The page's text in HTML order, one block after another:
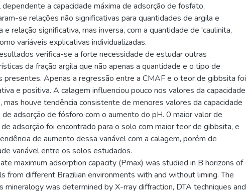
dependente a capacidade máxima de adsorção de fosfato,
se relações não significativas para quantidades de argila e
e relação significativa, mas inversa, com a quantidade de 'caulinita,
variáveis explicativas individualizadas.
verifica-se a forte necessidade de estudar outras
da fração argila que não apenas a quantidade e o tipo de
presentes. Apenas a regressão entre a CMAF e o teor de gibbsita foi
e positiva. A calagem influenciou pouco nos valores da capacidade
mas houve tendência consistente de menores valores da capacidade
de adsorção de fósforo com o aumento do pH. 0 maior valor de
adsorção foi encontrado para o solo com maior teor de gibbsita, e
de aumento dessa variável com a calagem, porém de
variável entre os solos estudados.
maximum adsorption capacity (Pmax) was studied in B horizons of
from different Brazilian environments with and without liming. The
mineralogy was determined by X-rray diffraction, DTA techniques and